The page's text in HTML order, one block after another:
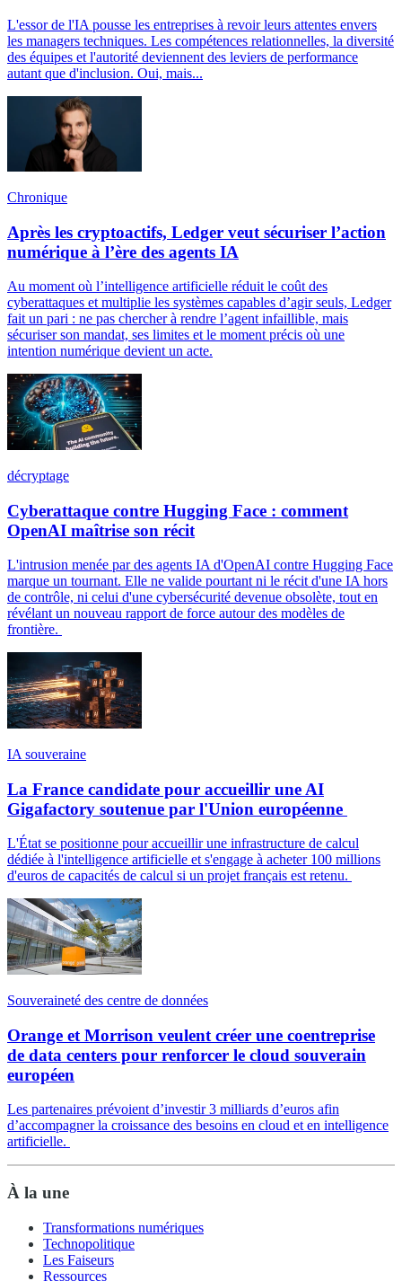
L'essor de l'IA pousse les entreprises à revoir leurs attentes envers
les managers techniques. Les compétences relationnelles, la diversité
des équipes et l'autorité deviennent des leviers de performance
autant que d'inclusion. Oui, mais...
Chronique
Après les cryptoactifs, Ledger veut sécuriser l’action
numérique à l’ère des agents IA
Au moment où l’intelligence artificielle réduit le coût des
cyberattaques et multiplie les systèmes capables d’agir seuls, Ledger
fait un pari : ne pas chercher à rendre l’agent infaillible, mais
sécuriser son mandat, ses limites et le moment précis où une
intention numérique devient un acte.
décryptage
Cyberattaque contre Hugging Face : comment
OpenAI maîtrise son récit
L'intrusion menée par des agents IA d'OpenAI contre Hugging Face
marque un tournant. Elle ne valide pourtant ni le récit d'une IA hors
de contrôle, ni celui d'une cybersécurité devenue obsolète, tout en
révélant un nouveau rapport de force autour des modèles de
frontière.
IA souveraine
La France candidate pour accueillir une AI
Gigafactory soutenue par l'Union européenne
L'État se positionne pour accueillir une infrastructure de calcul
dédiée à l'intelligence artificielle et s'engage à acheter 100 millions
d'euros de capacités de calcul si un projet français est retenu.
Souveraineté des centre de données
Orange et Morrison veulent créer une coentreprise
de data centers pour renforcer le cloud souverain
européen
Les partenaires prévoient d’investir 3 milliards d’euros afin
d’accompagner la croissance des besoins en cloud et en intelligence
artificielle.
À la une
Transformations numériques
Technopolitique
Les Faiseurs
Ressources